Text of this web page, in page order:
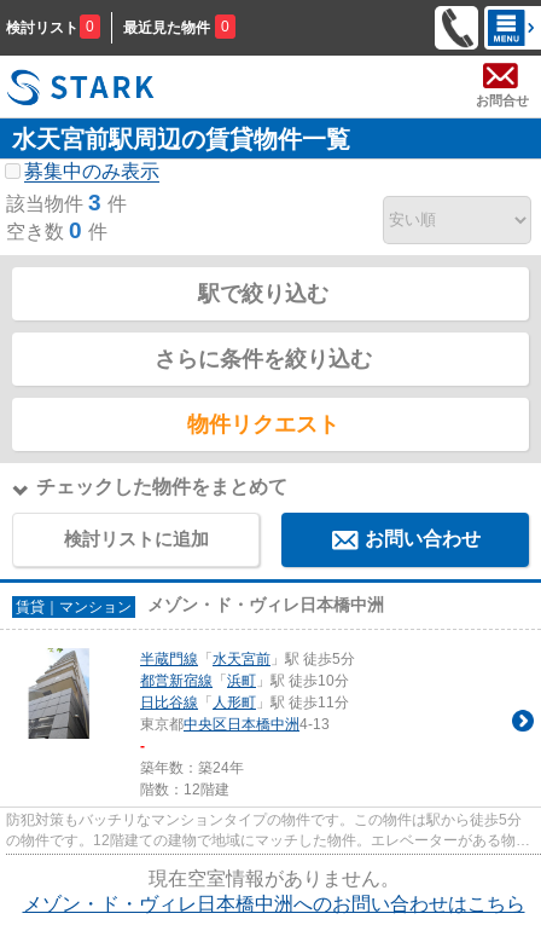
検討リスト 0 最近見た物件 0
お問合せ
水天宮前駅周辺の賃貸物件一覧
募集中のみ表示
該当物件 3 件
空き数 0 件
駅で絞り込む
さらに条件を絞り込む
物件リクエスト
チェックした物件をまとめて
検討リストに追加 お問い合わせ
賃貸｜マンション メゾン・ド・ヴィレ日本橋中洲
半蔵門線 「 水天宮前 」駅 徒歩5分
都営新宿線 「 浜町 」駅 徒歩10分
日比谷線 「 人形町 」駅 徒歩11分
東京都中央区 日本橋中洲4-13
-
築年数：築24年
階数：12階建
防犯対策もバッチリなマンションタイプの物件です。この物件は駅から徒歩5分
の物件です。12階建ての建物で地域にマッチした物件。エレベーターがある物件
現在空室情報がありません。
メゾン・ド・ヴィレ日本橋中洲へのお問い合わせはこちら